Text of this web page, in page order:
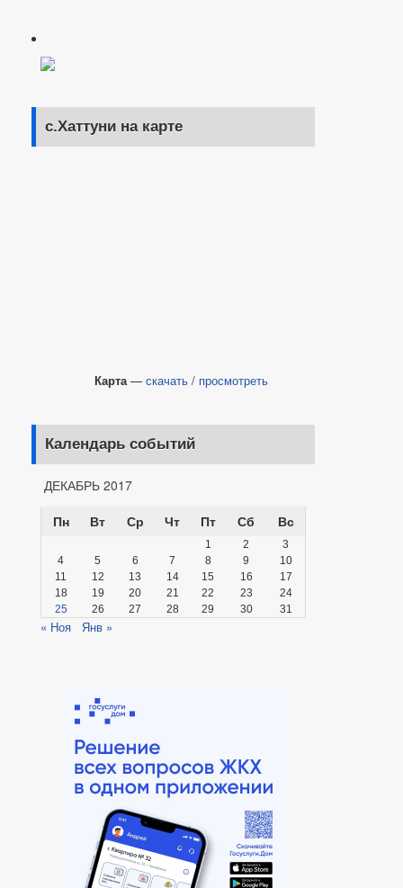
с.Хаттуни на карте
Карта— скачать / просмотреть
Календарь событий
ДЕКАБРЬ 2017
Пн
Вт Ср Чт Пт Сб Вс
1 2
3
4
5 6 7 8 9
10
11
12 13 14 15 16
17
18
19 20 21 22 23
24
25
26 27 28 29 30 31
« Ноя Янв »